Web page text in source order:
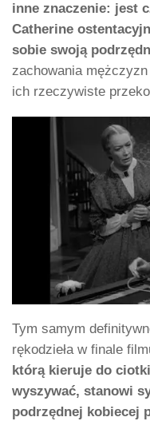
inne znaczenie: jest
Catherine
sobie swoją
zachowania
ich rzeczywiste
Tym samym
rękodzieła w finale
którą kieruje do
wyszywać, stanowi
podrzędnej kobiecej